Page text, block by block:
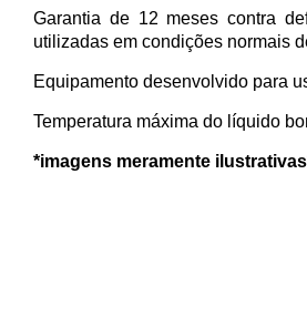
Garantia de 12 meses contra
utilizadas em condições normais
Equipamento desenvolvido para
Temperatura máxima do líquido
*imagens meramente